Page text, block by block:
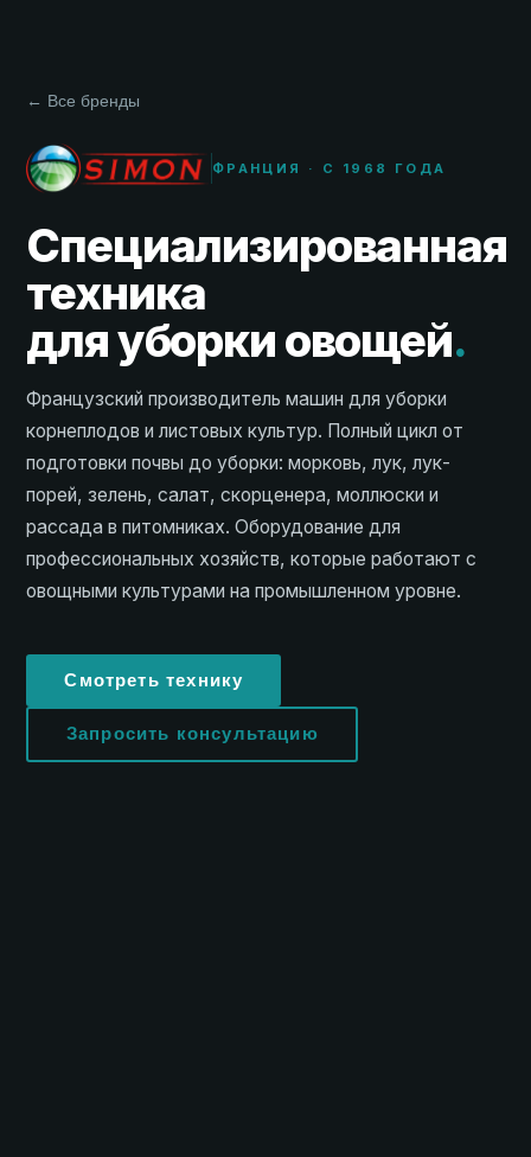
← Все бренды
ФРАНЦИЯ · С 1968 ГОДА
Специализированная
техника
для уборки овощей.
Французский производитель машин для уборки
корнеплодов и листовых культур. Полный цикл от
подготовки почвы до уборки: морковь, лук, лук-
порей, зелень, салат, скорценера, моллюски и
рассада в питомниках. Оборудование для
профессиональных хозяйств, которые работают с
овощными культурами на промышленном уровне.
Смотреть технику
Запросить консультацию